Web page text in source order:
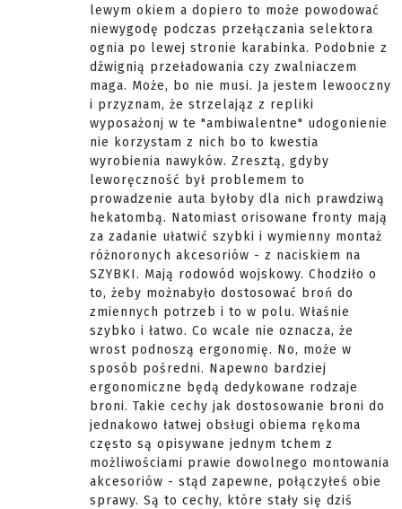
lewym okiem a dopiero to może powodować
niewygodę podczas przełączania selektora
ognia po lewej stronie karabinka. Podobnie z
dźwignią przeładowania czy zwalniaczem
maga. Może, bo nie musi. Ja jestem lewooczny
i przyznam, że strzelająz z repliki
wyposażonj w te "ambiwalentne" udogonienie
nie korzystam z nich bo to kwestia
wyrobienia nawyków. Zresztą, gdyby
leworęczność był problemem to
prowadzenie auta byłoby dla nich prawdziwą
hekatombą. Natomiast orisowane fronty mają
za zadanie ułatwić szybki i wymienny montaż
różnoronych akcesoriów - z naciskiem na
SZYBKI. Mają rodowód wojskowy. Chodziło o
to, żeby możnabyło dostosować broń do
zmiennych potrzeb i to w polu. Właśnie
szybko i łatwo. Co wcale nie oznacza, że
wrost podnoszą ergonomię. No, może w
sposób pośredni. Napewno bardziej
ergonomiczne będą dedykowane rodzaje
broni. Takie cechy jak dostosowanie broni do
jednakowo łatwej obsługi obiema rękoma
często są opisywane jednym tchem z
możliwościami prawie dowolnego montowania
akcesoriów - stąd zapewne, połączyłeś obie
sprawy. Są to cechy, które stały się dziś